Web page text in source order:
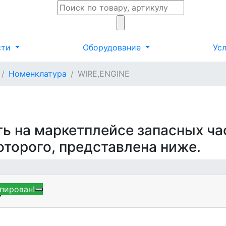
Оборудование
Номенклатура WIRE,ENGINE
на маркетплейсе запасных
представлена ниже.